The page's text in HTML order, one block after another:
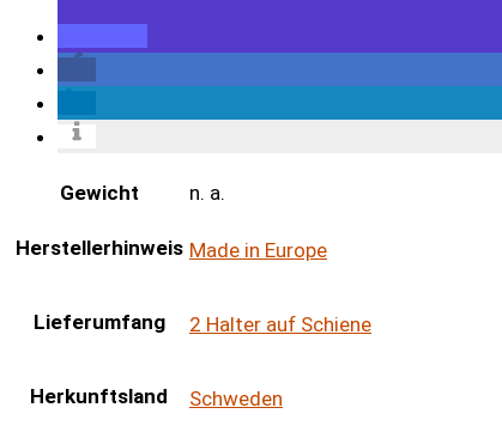
Gewicht n. a.
Herstellerhinweis Made in Europe
Lieferumfang 2 Halter auf Schiene
Herkunftsland Schweden